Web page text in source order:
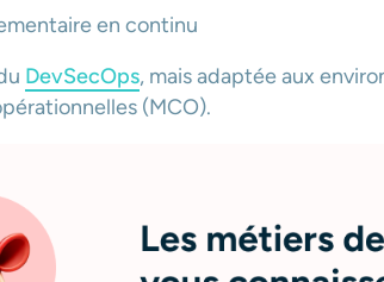
en continu
DevSecOps, mais adaptée aux
(MCO).